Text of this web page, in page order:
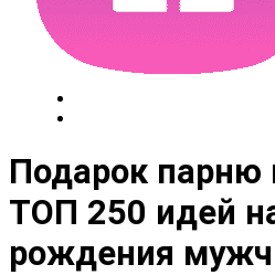
Подарок парню
ТОП 250 идей
рождения